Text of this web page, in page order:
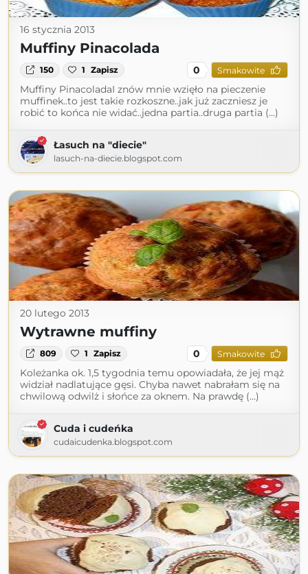
16 stycznia 2013
Muffiny Pinacolada
150 1 Zapisz 0 Smakowite
Muffiny PinacoladaI znów mnie wzięło na pieczenie
muffinek..to jest takie rozkoszne..jak już zaczniesz je
robić to końca nie widać..jedna partia..druga partia (...)
Łasuch na "diecie"
lasuch-na-diecie.blogspot.com
20 lutego 2013
Wytrawne muffiny
809 1 Zapisz 0 Smakowite
Koleżanka ok. 1,5 tygodnia temu opowiadała, że jej mąż
widział nadlatujące gęsi. Chyba nawet nabrałam się na
chwilową odwilż i słońce za oknem. Na prawdę (...)
Cuda i cudeńka
cudaicudenka.blogspot.com